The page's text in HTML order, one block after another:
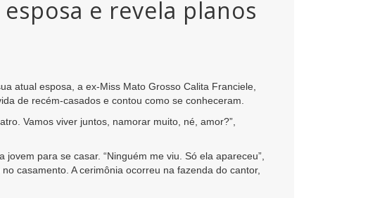
e revela planos
atual esposa, a ex-Miss Mato Grosso Calita Franciele,
de recém-casados e contou como se conheceram.
Vamos viver juntos, namorar muito, né, amor?”,
para se casar. “Ninguém me viu. Só ela apareceu”,
casamento. A cerimônia ocorreu na fazenda do cantor,